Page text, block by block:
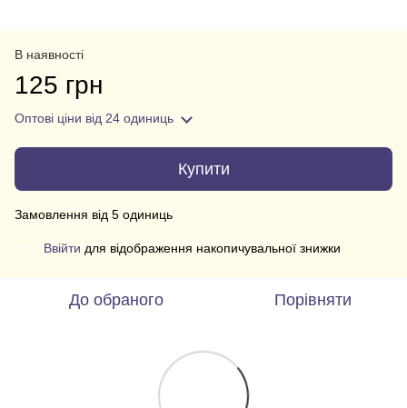
В наявності
125 грн
Оптові ціни від 24 одиниць
Купити
Замовлення від 5 одиниць
Ввійти для відображення накопичувальної знижки
До обраного Порівняти